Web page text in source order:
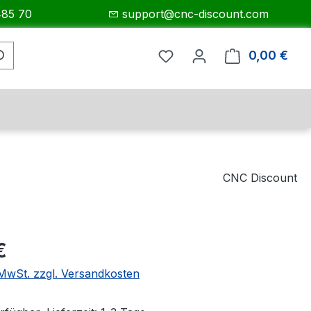
70 support@cnc-discount.com
0,00 €
CNC Discount
zzgl. Versandkosten